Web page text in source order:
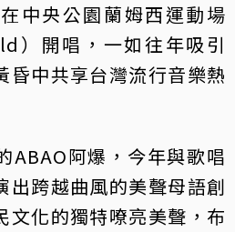
中央公園蘭姆西運動場
）開唱，一如往年吸引
昏中共享台灣流行音樂熱
ABAO阿爆，今年與歌唱
出跨越曲風的美聲母語創
文化的獨特嘹亮美聲，布